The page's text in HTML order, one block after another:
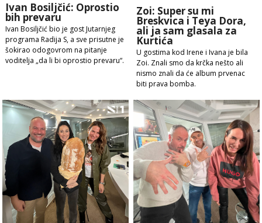
Ivan Bosiljčić: Oprostio
bih prevaru
Ivan Bosiljčić bio je gost Jutarnjeg
programa Radija S, a sve prisutne je
šokirao odogovrom na pitanje
voditelja „da li bi oprostio prevaru“.
Zoi: Super su mi
Breskvica i Teya Dora,
ali ja sam glasala za
Kurtića
U gostima kod Irene i Ivana je bila
Zoi. Znali smo da krčka nešto ali
nismo znali da će album prvenac
biti prava bomba.